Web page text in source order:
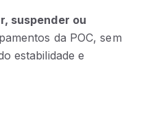
suspender ou
da POC, sem
estabilidade e